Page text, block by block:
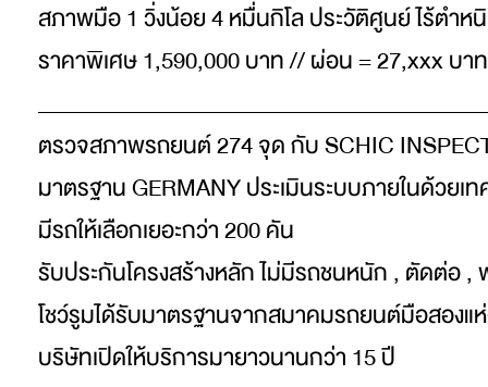
สภาพมือ 1 วิ่งน้อย 4 หมื่นกิโล ประวัติศูนย์ ไร้ตำหนิ
ราคาพิเศษ 1,590,000 บาท // ผ่อน = 27,xxx บา
ตรวจสภาพรถยนต์ 274 จุด กับ SCHIC
มาตรฐาน GERMANY ประเมินระบบภายในด้วยเ
มีรถให้เลือกเยอะกว่า 200 คัน
รับประกันโครงสร้างหลัก ไม่มีรถชนหนัก , ตัดต่อ
โชว์รูมได้รับมาตรฐานจากสมาคมรถยนต์มือสองแห่
บริษัทเปิดให้บริการมายาวนานกว่า 15 ปี